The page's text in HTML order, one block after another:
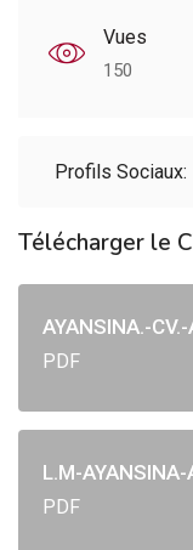
Vues
150
Profils Sociaux:
Télécharger le
AYANSINA.-
PDF
L.M-
PDF